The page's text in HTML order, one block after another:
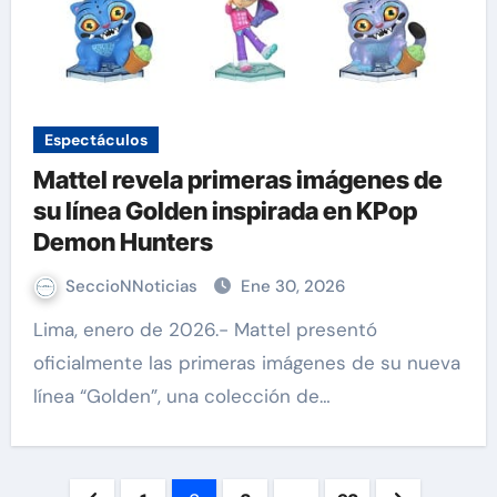
Espectáculos
Mattel revela primeras imágenes de
su línea Golden inspirada en KPop
Demon Hunters
SeccioNNoticias Ene 30, 2026
Lima, enero de 2026.- Mattel presentó
oficialmente las primeras imágenes de su nueva
línea “Golden”, una colección de…